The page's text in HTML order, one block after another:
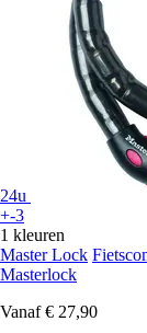
24u
+-3
1 kleuren
Master Lock
Masterlock
Vanaf € 27,90